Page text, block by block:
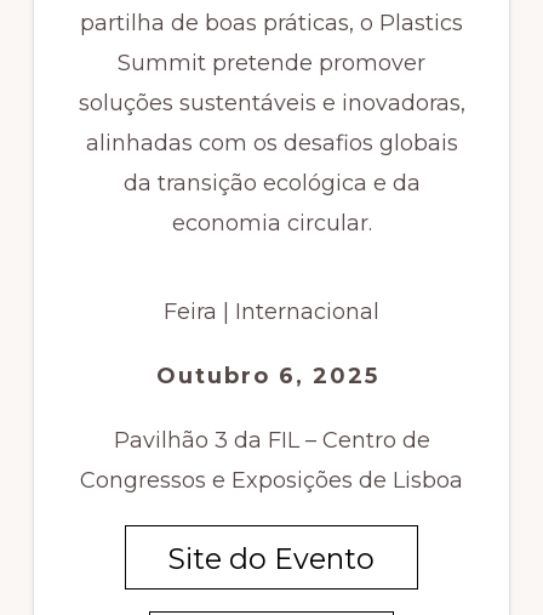
partilha de boas práticas, o Plastics
Summit pretende promover
soluções sustentáveis e inovadoras,
alinhadas com os desafios globais
da transição ecológica e da
economia circular.
Feira | Internacional
Outubro 6, 2025
Pavilhão 3 da FIL – Centro de
Congressos e Exposições de Lisboa
Site do Evento